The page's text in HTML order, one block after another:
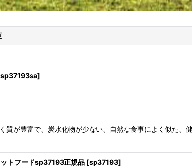
sp37193sa]
が豊富で、炭水化物が少ない、自然な食事によく似た、
トフードsp37193正規品 [sp37193]